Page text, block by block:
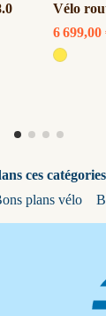
Vélo
6 699,00
ces
plans vélo